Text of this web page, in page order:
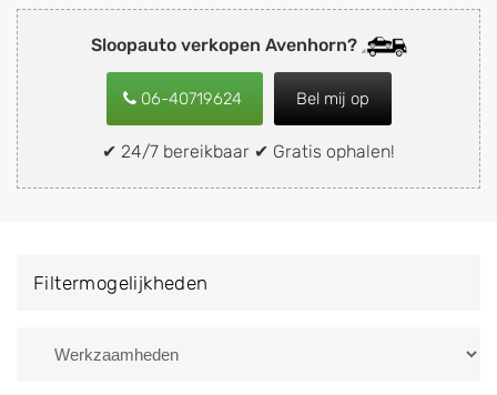
Sloopauto verkopen Avenhorn?
06-40719624 Bel mij op
✔ 24/7 bereikbaar ✔ Gratis ophalen!
de inkoop van sloopauto's, schadeauto's en
tweedehands auto's (ook zonder apk keuring). Wilt u
uw auto, camper, vrachtwagen, motor of brommobiel
snel en eenvoudig verkopen aan een
demontagebedrijf in de buurt, deze zelf wegbrengen
naar de sloop of deze liever laten ophalen op een
van Avenhorn en ontvang een vergoeding voor uw
Zoekt u liever naar een sloperij in een andere plaats of
Filtermogelijkheden